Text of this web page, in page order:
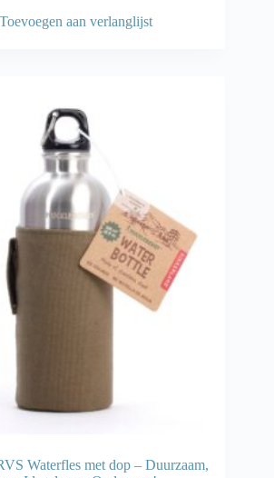
Toevoegen aan verlanglijst
Waterfles met dop – Duurzaam,